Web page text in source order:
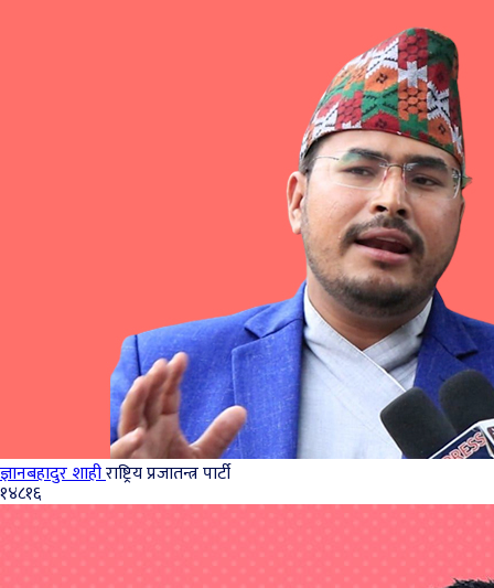
ज्ञानबहादुर शाहीराष्ट्रिय प्रजातन्त्र पार्टी
१४८१६